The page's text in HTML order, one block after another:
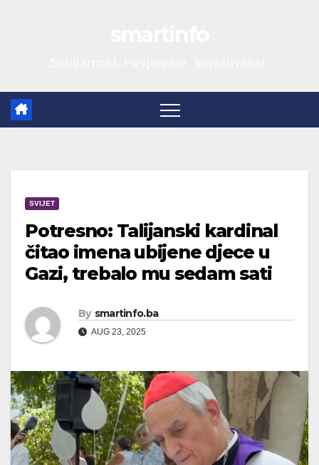
SVIJET
Potresno: Talijanski kardinal
čitao imena ubijene djece u
Gazi, trebalo mu sedam sati
By smartinfo.ba
AUG 23, 2025